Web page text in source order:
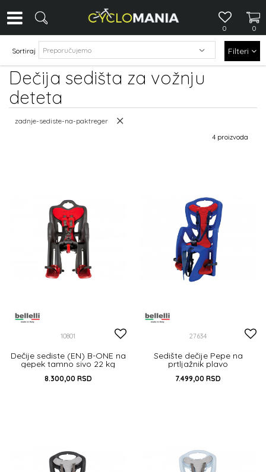
0
0
Dečija sedišta za vožnju
deteta
Sortiraj Filteri
zadnje-sediste-na-paktreger
4 proizvoda
10801
Dečije sediste (EN) B-ONE na
gepek tamno sivo 22 kg
8.300,00 RSD
27634
Sedište dečije Pepe na
prtljažnik plavo
7.499,00 RSD